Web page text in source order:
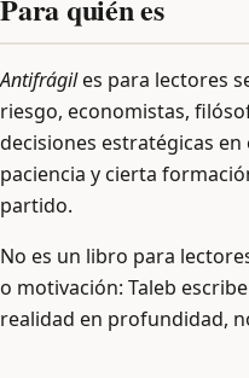
Para quién es
Antifrágiles para lectores
riesgo, economistas,
decisiones estratégicas
paciencia y cierta
partido.
No es un libro para
o motivación: Taleb
realidad en profundidad,